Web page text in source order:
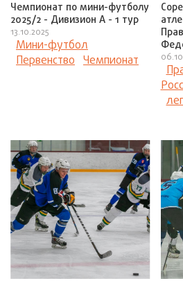
Чемпионат по мини-футболу
2025/2 - Дивизион А - 1 тур
13.10.2025
Мини-футбол
Первенство Чемпионат